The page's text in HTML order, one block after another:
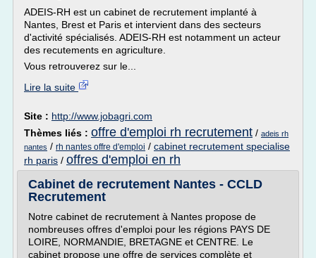
ADEIS-RH est un cabinet de recrutement implanté à
Nantes, Brest et Paris et intervient dans des secteurs
d'activité spécialisés. ADEIS-RH est notamment un acteur
des recutements en agriculture.
Vous retrouverez sur le...
Lire la suite
Site : http://www.jobagri.com
Thèmes liés : offre d'emploi rh recrutement / adeis rh
nantes / rh nantes offre d'emploi / cabinet recrutement specialise
rh paris / offres d'emploi en rh
Cabinet de recrutement Nantes - CCLD
Recrutement
Notre cabinet de recrutement à Nantes propose de
nombreuses offres d'emploi pour les régions PAYS DE
LOIRE, NORMANDIE, BRETAGNE et CENTRE. Le
cabinet propose une offre de services complète et